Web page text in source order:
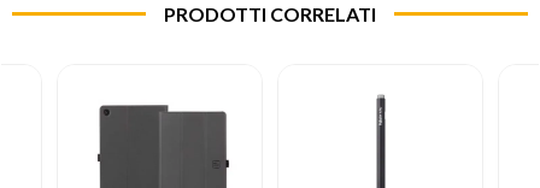
PRODOTTI CORRELATI